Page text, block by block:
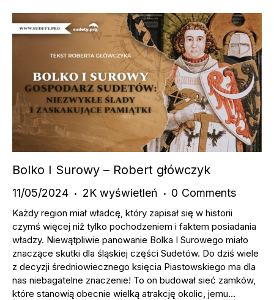
Bolko I Surowy – Robert główczyk
11/05/2024 2K wyświetleń 0 Comments
Każdy region miał władcę, który zapisał się w historii
czymś więcej niż tylko pochodzeniem i faktem posiadania
władzy. Niewątpliwie panowanie Bolka I Surowego miało
znaczące skutki dla śląskiej części Sudetów. Do dziś wiele
z decyzji średniowiecznego księcia Piastowskiego ma dla
nas niebagatelne znaczenie! To on budował sieć zamków,
które stanowią obecnie wielką atrakcję okolic, jemu…